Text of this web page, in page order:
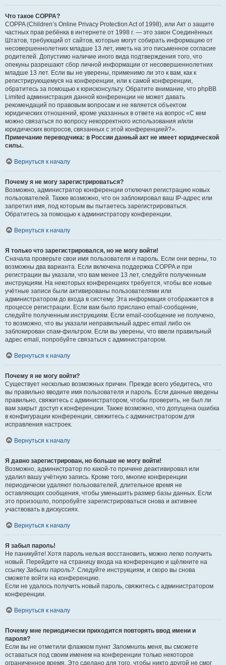
Что такое COPPA?
COPPA (Children’s Online Privacy Protection Act of 1998), или Акт о защите
частных прав ребёнка в интернете от 1998 г. — это закон Соединённых
Штатов, требующий от сайтов, которые могут собирать информацию от
несовершеннолетних младше 13 лет, иметь на это письменное согласие
родителей. Допустимо наличие иного вида подтверждения того, что
опекуны разрешают сбор личной информации от несовершеннолетних
младше 13 лет. Если вы не уверены, применимо ли это к вам, как к
регистрирующемуся на конференции, или к самой конференции,
обратитесь за помощью к юрисконсульту. Обратите внимание, что phpBB
Limited администрация данной конференции не может давать
рекомендаций по правовым вопросам и не является объектом
юридических отношений, кроме указанных в ответе на вопрос «С кем
можно связаться по вопросу некорректного использования и/или
юридических вопросов, связанных с этой конференцией?».
Примечание переводчика: в России данный акт не имеет юридической
силы..
Вернуться к началу
Почему я не могу зарегистрироваться?
Возможно, администратор конференции отключил регистрацию новых
пользователей. Также возможно, что он заблокировал ваш IP-адрес или
запретил имя, под которым вы пытаетесь зарегистрироваться.
Обратитесь за помощью к администратору конференции.
Вернуться к началу
Я только что зарегистрировался, но не могу войти!
Сначала проверьте свои имя пользователя и пароль. Если они верны, то
возможны два варианта. Если включена поддержка COPPA и при
регистрации вы указали, что вам менее 13 лет, следуйте полученным
инструкциям. На некоторых конференциях требуется, чтобы все новые
учётные записи были активированы пользователями или
администратором до входа в систему. Эта информация отображается в
процессе регистрации. Если вам было прислано email-сообщение,
следуйте полученным инструкциям. Если email-сообщение не получено,
то возможно, что вы указали неправильный адрес email либо он
заблокирован спам-фильтром. Если вы уверены, что ввели правильный
адрес email, попробуйте связаться с администратором.
Вернуться к началу
Почему я не могу войти?
Существует несколько возможных причин. Прежде всего убедитесь, что
вы правильно вводите имя пользователя и пароль. Если данные введены
правильно, свяжитесь с администратором, чтобы проверить, не был ли
вам закрыт доступ к конференции. Также возможно, что допущена ошибка
в конфигурации конференции, свяжитесь с администратором для
исправления настроек.
Вернуться к началу
Я давно зарегистрирован, но больше не могу войти!
Возможно, администратор по какой-то причине деактивировал или
удалил вашу учётную запись. Кроме того, многие конференции
периодически удаляют пользователей, длительное время не
оставляющих сообщения, чтобы уменьшить размер базы данных. Если
это произошло, попробуйте зарегистрироваться снова и активнее
участвовать в дискуссиях.
Вернуться к началу
Я забыл пароль!
Не паникуйте! Хотя пароль нельзя восстановить, можно легко получить
новый. Перейдите на страницу входа на конференцию и щёлкните на
ссылку Забыли пароль?. Следуйте инструкциям, и скоро вы снова
сможете войти на конференцию.
Если не удалось получить новый пароль, свяжитесь с администратором
конференции.
Вернуться к началу
Почему мне периодически приходится повторять ввод имени и
пароля?
Если вы не отметили флажком пункт Запомнить меня, вы сможете
оставаться под своим именем на конференции только некоторое
ограниченное время. Это сделано для того, чтобы никто другой не смог